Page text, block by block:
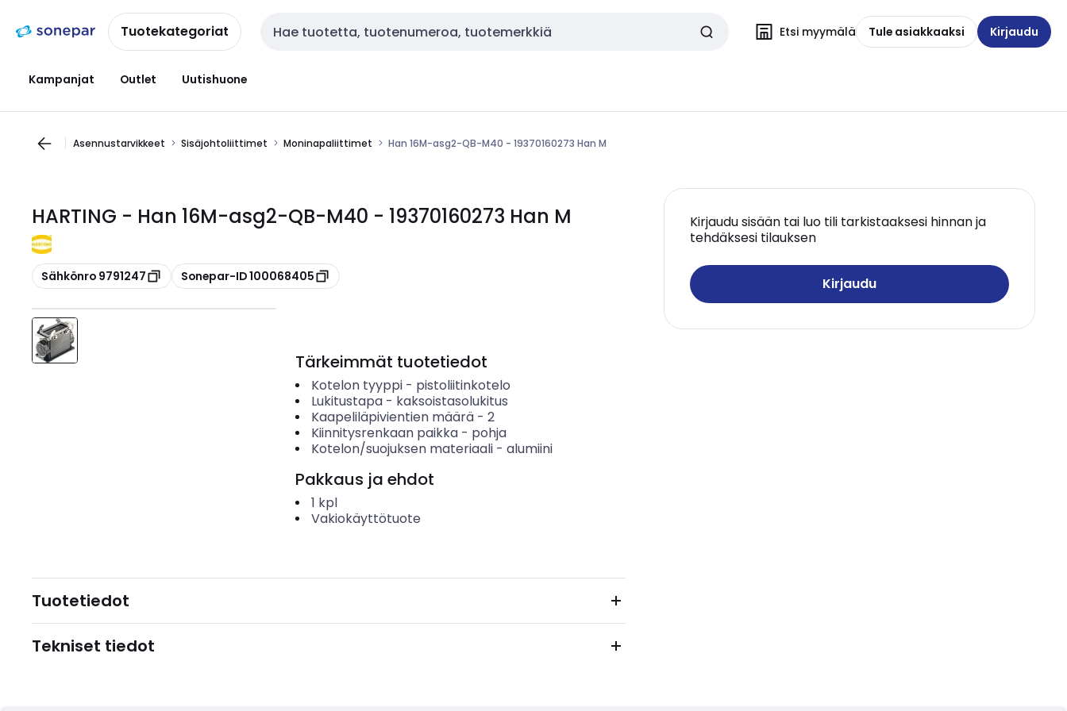
navigointiinsisältöönTuotekategoriat Haku Etsi myymälä Tule asiakkaaksi Kirjaudu
Kampanjat Outlet Uutishuone
Asennustarvikkeet Sisäjohtoliittimet Moninapaliittimet Han 16M-asg2-QB-M40 - 19370160273 Han M
HARTING - Han 16M-asg2-QB-M40 - 19370160273 Han M
Kopioi
Sähkönro 9791247 Kopioi
Sonepar-ID 100068405
Kirjaudu sisään tai luo tili tarkistaaksesi hinnan ja
tehdäksesi tilauksen
Kirjaudu
Tärkeimmät tuotetiedot
Kotelon tyyppi- pistoliitinkotelo
Lukitustapa- kaksoistasolukitus
Kaapeliläpivientien määrä- 2
Kiinnitysrenkaan paikka- pohja
Kotelon/suojuksen materiaali- alumiini
Pakkaus ja ehdot
1 kpl
Vakiokäyttötuote
Tuotetiedot
Tekniset tiedot